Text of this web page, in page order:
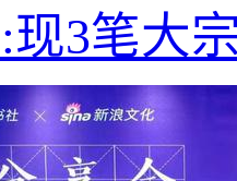
现3笔大